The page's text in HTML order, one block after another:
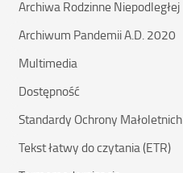
Archiwa Rodzinne Niepodległej
Archiwum Pandemii A.D. 2020
Multimedia
Dostępność
Standardy Ochrony Małoletnich
Tekst łatwy do czytania (ETR)